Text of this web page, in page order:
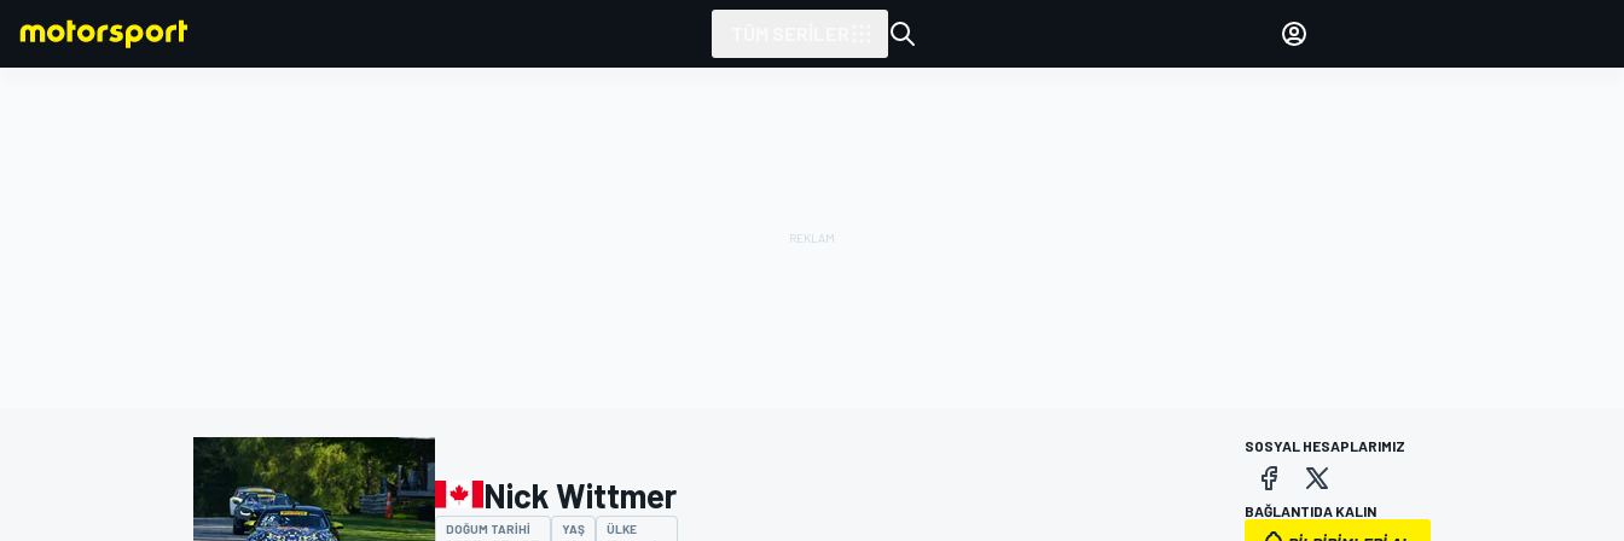
Nick Wittmer
DOĞUM TARIHI YAŞ ÜLKE
SOSYAL HESAPLARIMIZ
BAĞLANTIDA KALIN